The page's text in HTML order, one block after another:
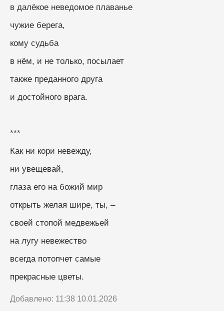
в далёкое неведомое плаванье
чужие берега,
кому судьба
в нём, и не только, посылает
также преданного друга
и достойного врага.
***
Как ни кори невежду,
ни увещевай,
глаза его на божий мир
открыть желая шире, ты, –
своей стопой медвежьей
на лугу невежество
всегда потопчет самые
прекрасные цветы.
Добавлено: 11:38 10.01.2026